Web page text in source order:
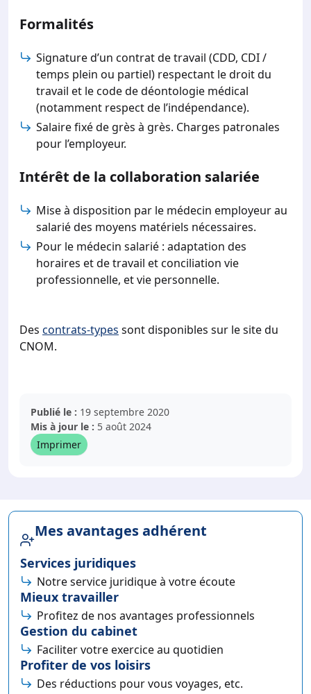
Formalités
Signature d’un contrat de travail (CDD, CDI /
temps plein ou partiel) respectant le droit du
travail et le code de déontologie médical
(notamment respect de l’indépendance).
Salaire fixé de grès à grès. Charges patronales
pour l’employeur.
Intérêt de la collaboration salariée
Mise à disposition par le médecin employeur au
salarié des moyens matériels nécessaires.
Pour le médecin salarié : adaptation des
horaires et de travail et conciliation vie
professionnelle, et vie personnelle.
Des contrats-types sont disponibles sur le site du
CNOM.
Publié le : 19 septembre 2020
Mis à jour le : 5 août 2024
Imprimer
Mes avantages adhérent
Services juridiques
Notre service juridique à votre écoute
Mieux travailler
Profitez de nos avantages professionnels
Gestion du cabinet
Faciliter votre exercice au quotidien
Profiter de vos loisirs
Des réductions pour vous voyages, etc.